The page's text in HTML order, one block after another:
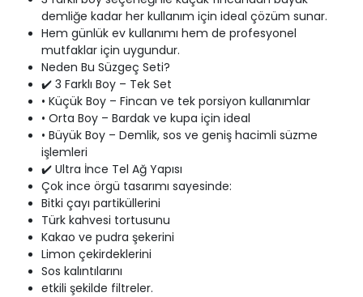
demliğe kadar her kullanım için ideal çözüm sunar.
Hem günlük ev kullanımı hem de profesyonel
mutfaklar için uygundur.
Neden Bu Süzgeç Seti?
✔️ 3 Farklı Boy – Tek Set
• Küçük Boy – Fincan ve tek porsiyon kullanımlar
• Orta Boy – Bardak ve kupa için ideal
• Büyük Boy – Demlik, sos ve geniş hacimli süzme
işlemleri
✔️ Ultra İnce Tel Ağ Yapısı
Çok ince örgü tasarımı sayesinde:
Bitki çayı partiküllerini
Türk kahvesi tortusunu
Kakao ve pudra şekerini
Limon çekirdeklerini
Sos kalıntılarını
etkili şekilde filtreler.